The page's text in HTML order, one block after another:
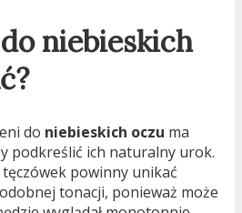
niebieskich
do niebieskich oczu ma
podkreślić ich naturalny urok.
powinny unikać
tonacji, ponieważ może